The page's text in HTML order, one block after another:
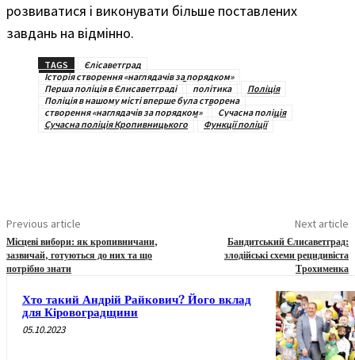
розвиватися і виконувати більше поставлених
завдань на відмінно.
TAGS
Єлісаветград
Історія створення «наглядачів за порядком»
Перша поліція в Єлисаветграді
політика
Поліція
Поліція в нашому місті вперше була створена
створення «наглядачів за порядком»
Сучасна поліція
Сучасна поліція Кропивницького
Функції поліції
Previous article
Місцеві вибори: як кропивничани,
зазвичай, готуються до них та що
потрібно знати
Next article
Бандитський Єлисаветград:
злодійські схеми рецидивіста
Трохименка
Хто такий Андрій Райкович? Його вклад
для Кіровоградщини
05.10.2023